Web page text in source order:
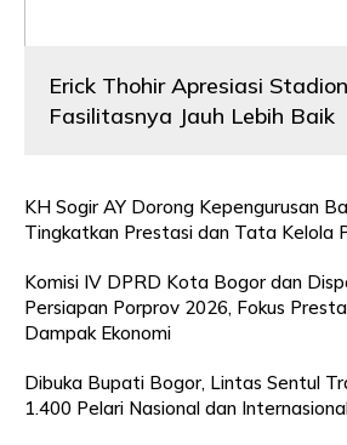
Erick Thohir Apresiasi
Fasilitasnya Jauh Lebih Baik
KH Sogir AY Dorong Kepengurusan
Tingkatkan Prestasi dan Tata Kelola
Komisi IV DPRD Kota Bogor dan
Persiapan Porprov 2026, Fokus
Dampak Ekonomi
Dibuka Bupati Bogor, Lintas Sentul
1.400 Pelari Nasional dan